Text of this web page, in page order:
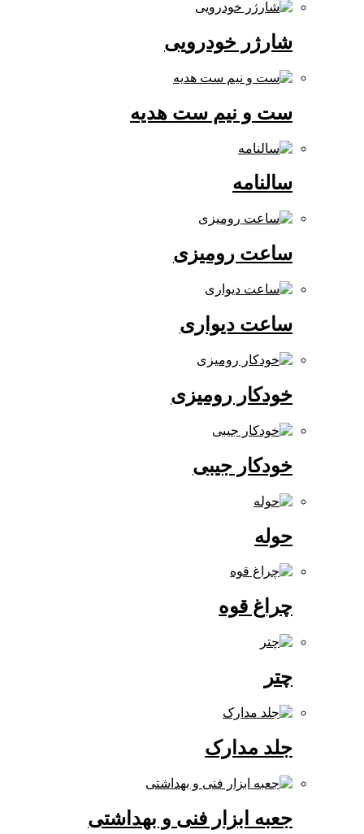
شارژر خودرویی
ست و نیم ست هدیه
ساعت رومیزی
ساعت دیواری
خودکار رومیزی
خودکار جیبی
چراغ قوه
جلد مدارک
جعبه ابزار فنی و بهداشتی